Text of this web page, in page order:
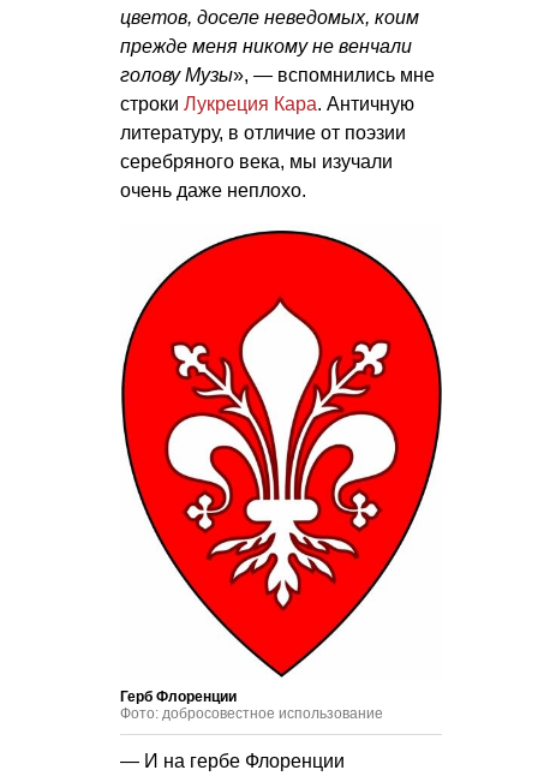
цветов, доселе неведомых, коим
прежде меня никому не венчали
голову Музы», — вспомнились мне
строки Лукреция Кара. Античную
литературу, в отличие от поэзии
серебряного века, мы изучали
очень даже неплохо.
Герб Флоренции
Фото: добросовестное использование
— И на гербе Флоренции